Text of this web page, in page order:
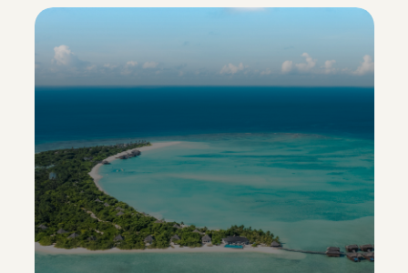
Scopri il resort ->